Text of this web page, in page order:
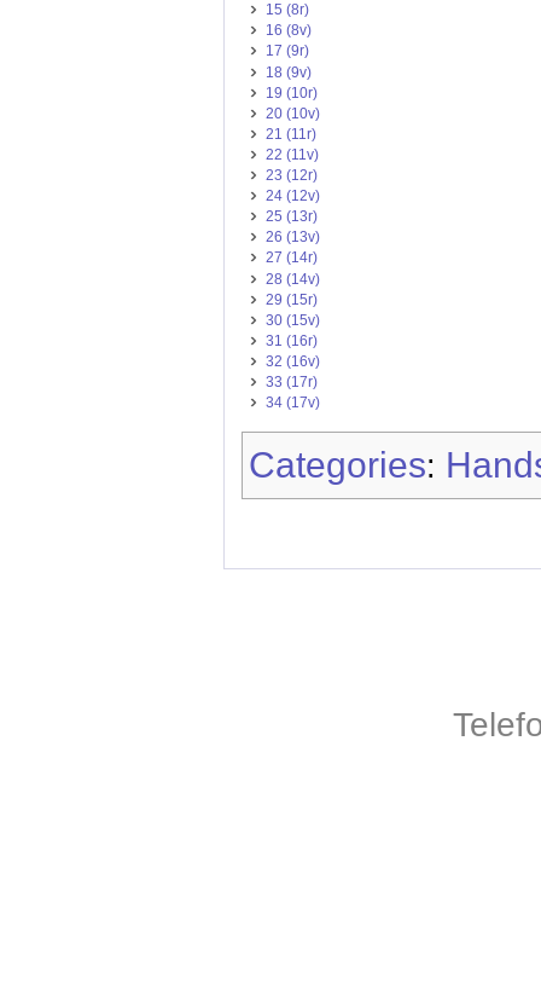
15 (8r)
16 (8v)
17 (9r)
18 (9v)
19 (10r)
20 (10v)
21 (11r)
22 (11v)
23 (12r)
24 (12v)
25 (13r)
26 (13v)
27 (14r)
28 (14v)
29 (15r)
30 (15v)
31 (16r)
32 (16v)
33 (17r)
34 (17v)
Categories: